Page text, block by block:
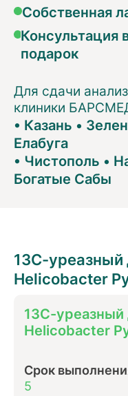
Собственная
Консультация
подарок
Для сдачи
клиники
• Казань •
Елабуга
• Чистополь •
Богатые Сабы
13С-уреазный
Helicobacter
13С-уреазный
Helicobacter
Срок
5